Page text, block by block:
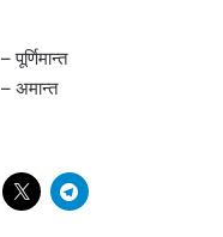
–पूर्णिमान्त
– अमान्त